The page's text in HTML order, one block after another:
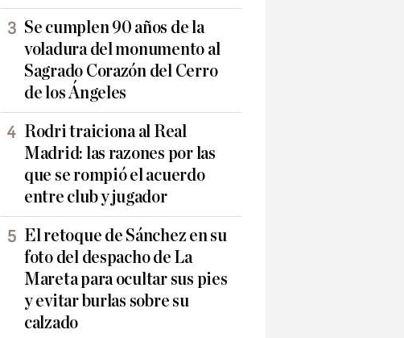
Se cumplen 90 años de la
voladura del monumento al
Sagrado Corazón del Cerro
de los Ángeles
Rodri traiciona al Real
Madrid: las razones por las
que se rompió el acuerdo
entre club y jugador
El retoque de Sánchez en su
foto del despacho de La
Mareta para ocultar sus pies
y evitar burlas sobre su
calzado